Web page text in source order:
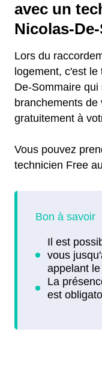
avec un
Nicolas-
Lors du
logement, c'est
De-Sommaire
branchements de
gratuitement à
Vous pouvez
technicien Free